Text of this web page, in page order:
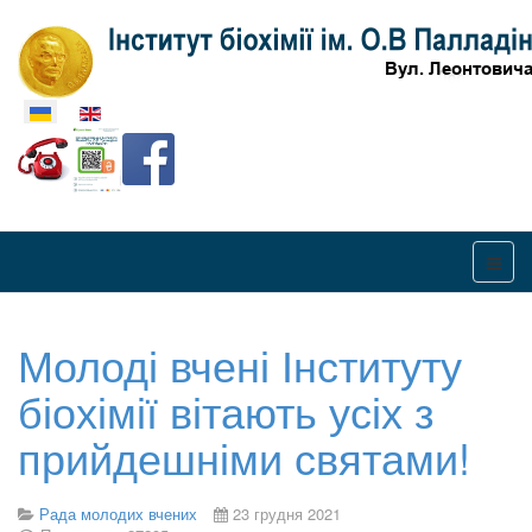
Оберіть свою мову
Молоді вчені Інституту
біохімії вітають усіх з
прийдешніми святами!
Рада молодих вчених
23 грудня 2021